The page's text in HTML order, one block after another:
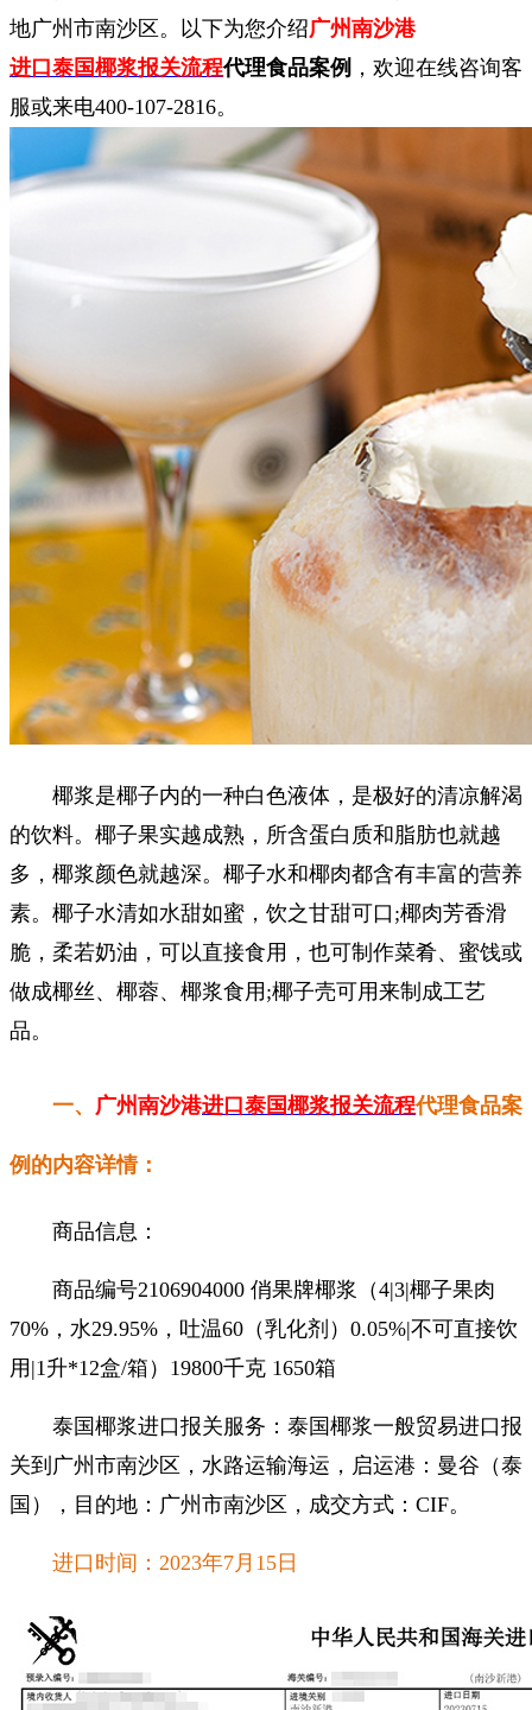
地广州市南沙区。以下为您介绍广州南沙港
进口泰国椰浆报关流程代理食品案例 ，欢迎在线咨询客
服或来电400-107-2816。
椰浆是椰子内的一种白色液体，是极好的清凉解渴
的饮料。椰子果实越成熟，所含蛋白质和脂肪也就越
多，椰浆颜色就越深。椰子水和椰肉都含有丰富的营养
素。椰子水清如水甜如蜜，饮之甘甜可口;椰肉芳香滑
脆，柔若奶油，可以直接食用，也可制作菜肴、蜜饯或
做成椰丝、椰蓉、椰浆食用;椰子壳可用来制成工艺
品。
一、 广州南沙港进口泰国椰浆报关流程代理食品案
例的内容详情：
商品信息：
商品编号2106904000 俏果牌椰浆（4|3|椰子果肉
70%，水29.95%，吐温60（乳化剂）0.05%|不可直接饮
用|1升*12盒/箱）19800千克 1650箱
泰国椰浆进口报关服务：泰国椰浆一般贸易进口报
关到广州市南沙区，水路运输海运，启运港：曼谷（泰
国），目的地：广州市南沙区，成交方式：CIF。
进口时间：2023年7月15日